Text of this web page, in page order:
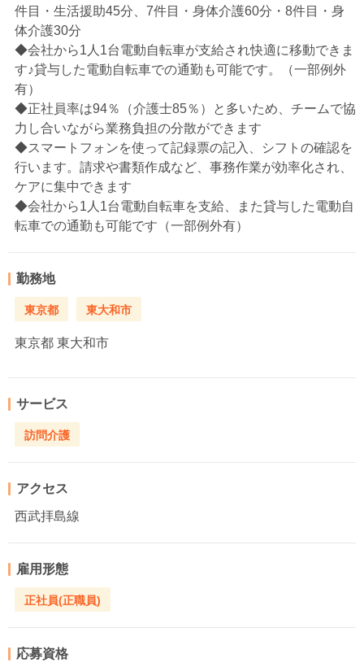
件目・生活援助45分、7件目・身体介護60分・8件目・身
体介護30分
◆会社から1人1台電動自転車が支給され快適に移動できま
す♪貸与した電動自転車での通勤も可能です。（一部例外
有）
◆正社員率は94％（介護士85％）と多いため、チームで協
力し合いながら業務負担の分散ができます
◆スマートフォンを使って記録票の記入、シフトの確認を
行います。請求や書類作成など、事務作業が効率化され、
ケアに集中できます
◆会社から1人1台電動自転車を支給、また貸与した電動自
転車での通勤も可能です（一部例外有）
勤務地
東京都 東大和市
東京都 東大和市
サービス
訪問介護
アクセス
西武拝島線
雇用形態
正社員(正職員)
応募資格